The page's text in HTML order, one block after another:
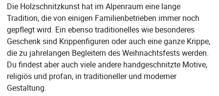
Die Holzschnitzkunst hat im Alpenraum eine lange
Tradition, die von einigen Familienbetrieben immer noch
gepflegt wird. Ein ebenso traditionelles wie besonderes
Geschenk sind Krippenfiguren oder auch eine ganze Krippe,
die zu jahrelangen Begleitern des Weihnachtsfests werden.
Du findest aber auch viele andere handgeschnitzte Motive,
religiös und profan, in traditioneller und moderner
Gestaltung.